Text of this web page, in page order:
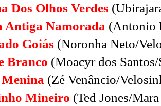
Dos Olhos Verdes
Antiga Namorada (Antonio
Goiás (Noronha Neto/
Branco (Moacyr dos
(Zé Venâncio/
Mineiro (Ted Jones/